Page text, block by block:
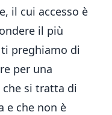
il cui accesso è
il più
preghiamo di
per una
che si tratta di
e che non è